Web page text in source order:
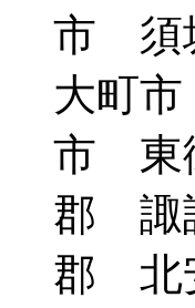
市 須
大町
市 東
郡 諏
郡 北